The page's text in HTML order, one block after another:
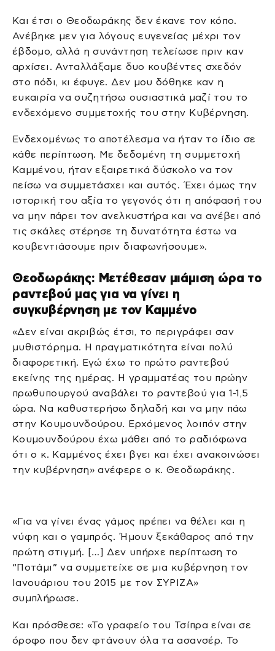
Και έτσι ο Θεοδωράκης δεν έκανε τον κόπο.
Ανέβηκε μεν για λόγους ευγενείας μέχρι τον
έβδομο, αλλά η συνάντηση τελείωσε πριν καν
αρχίσει. Ανταλλάξαμε δυο κουβέντες σχεδόν
στο πόδι, κι έφυγε. Δεν μου δόθηκε καν η
ευκαιρία να συζητήσω ουσιαστικά μαζί του το
ενδεχόμενο συμμετοχής του στην Κυβέρνηση.
Ενδεχομένως το αποτέλεσμα να ήταν το ίδιο σε
κάθε περίπτωση. Με δεδομένη τη συμμετοχή
Καμμένου, ήταν εξαιρετικά δύσκολο να τον
πείσω να συμμετάσχει και αυτός. Έχει όμως την
ιστορική του αξία το γεγονός ότι η απόφασή του
να μην πάρει τον ανελκυστήρα και να ανέβει από
τις σκάλες στέρησε τη δυνατότητα έστω να
κουβεντιάσουμε πριν διαφωνήσουμε».
Θεοδωράκης: Μετέθεσαν μιάμιση ώρα το
ραντεβού μας για να γίνει η
συγκυβέρνηση με τον Καμμένο
«Δεν είναι ακριβώς έτσι, το περιγράφει σαν
μυθιστόρημα. Η πραγματικότητα είναι πολύ
διαφορετική. Εγώ έχω το πρώτο ραντεβού
εκείνης της ημέρας. Η γραμματέας του πρώην
πρωθυπουργού αναβάλει το ραντεβού για 1-1,5
ώρα. Να καθυστερήσω δηλαδή και να μην πάω
στην Κουμουνδούρου. Ερχόμενος λοιπόν στην
Κουμουνδούρου έχω μάθει από το ραδιόφωνα
ότι ο κ. Καμμένος έχει βγει και έχει ανακοινώσει
την κυβέρνηση» ανέφερε ο κ. Θεοδωράκης.
«Για να γίνει ένας γάμος πρέπει να θέλει και η
νύφη και ο γαμπρός. Ήμουν ξεκάθαρος από την
πρώτη στιγμή. […] Δεν υπήρχε περίπτωση το
“Ποτάμι” να συμμετείχε σε μια κυβέρνηση τον
Ιανουάριου του 2015 με τον ΣΥΡΙΖΑ»
συμπλήρωσε.
Και πρόσθεσε: «Το γραφείο του Τσίπρα είναι σε
όροφο που δεν φτάνουν όλα τα ασανσέρ. Το